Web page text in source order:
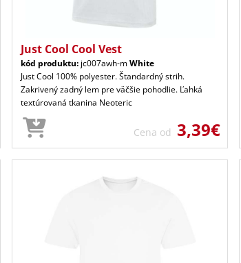
Just Cool Cool Vest
kód produktu: jc007awh-mWhite
Just Cool 100% polyester. Štandardný strih.
Zakrivený zadný lem pre väčšie pohodlie. Ľahká
textúrovaná tkanina Neoteric
Cena od 3,39€